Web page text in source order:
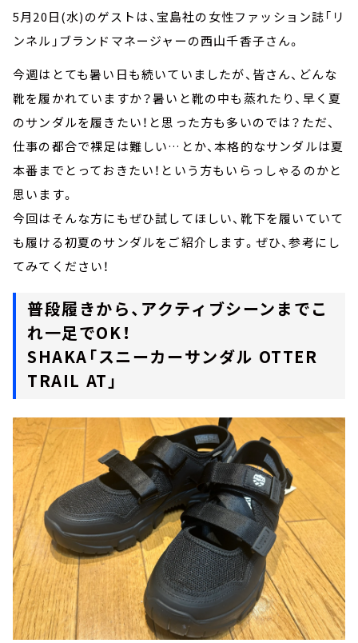
5月20日(水)のゲストは、宝島社の女性ファッション誌「リ
ンネル」ブランドマネージャーの西山千香子さん。
今週はとても暑い日も続いていましたが、皆さん、どんな
靴を履かれていますか？暑いと靴の中も蒸れたり、早く夏
のサンダルを履きたい！と思った方も多いのでは？ただ、
仕事の都合で裸足は難しい…とか、本格的なサンダルは夏
本番までとっておきたい！という方もいらっしゃるのかと
思います。
今回はそんな方にもぜひ試してほしい、靴下を履いていて
も履ける初夏のサンダルをご紹介します。ぜひ、参考にし
てみてください！
普段履きから、アクティブシーンまでこ
れ一足でOK！
SHAKA「スニーカーサンダル OTTER
TRAIL AT」